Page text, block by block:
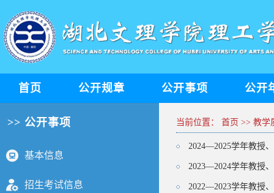
首页 公开规章 公开事项 公开
>> 公开事项
基本信息
招生考试信息
当前位置： 首页 >> 教学
2024—2025学年教授
2023—2024学年教授
2022—2023学年教授